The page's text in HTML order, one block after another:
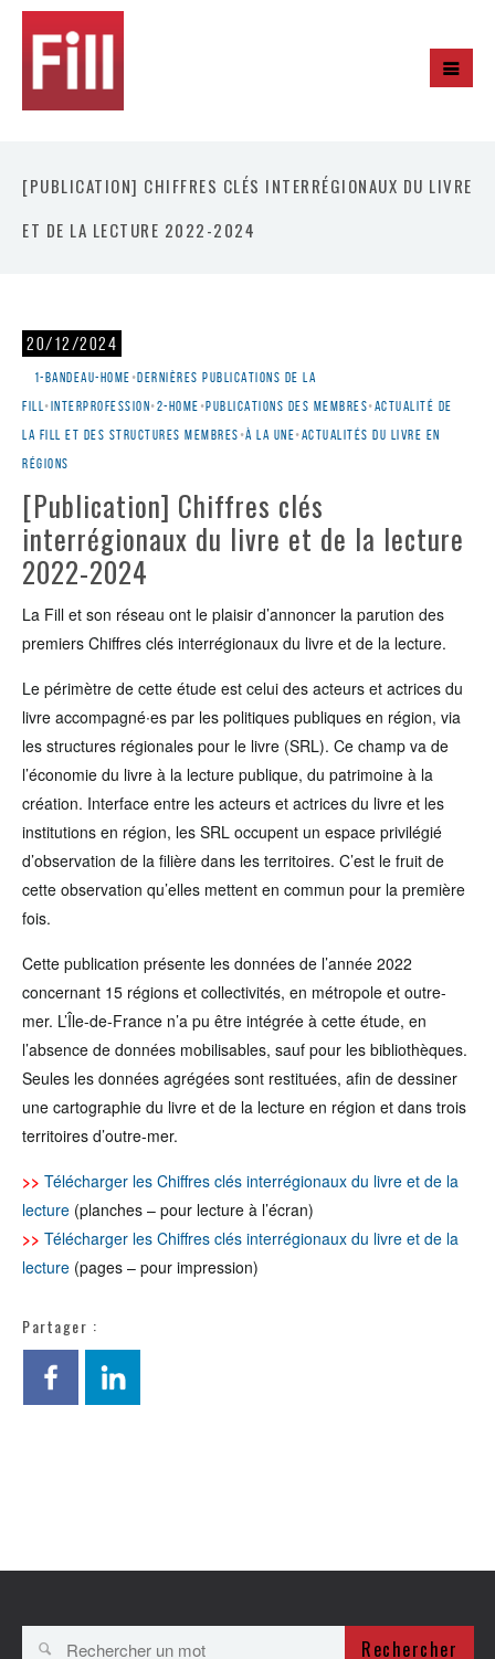
[PUBLICATION] CHIFFRES CLÉS INTERRÉGIONAUX DU LIVRE
ET DE LA LECTURE 2022-2024
20/12/2024
1-bandeau-home •Dernières publications de la
Fill•Interprofession•2-home •Publications des membres•Actualité de
la Fill et des structures membres •À la une•Actualités du livre en
régions
[Publication] Chiffres clés
interrégionaux du livre et de la lecture
2022-2024
La Fill et son réseau ont le plaisir d’annoncer la parution des
premiers Chiffres clés interrégionaux du livre et de la lecture.
Le périmètre de cette étude est celui des acteurs et actrices du
livre accompagné∙es par les politiques publiques en région, via
les structures régionales pour le livre (SRL). Ce champ va de
l’économie du livre à la lecture publique, du patrimoine à la
création. Interface entre les acteurs et actrices du livre et les
institutions en région, les SRL occupent un espace privilégié
d’observation de la filière dans les territoires. C’est le fruit de
cette observation qu’elles mettent en commun pour la première
fois.
Cette publication présente les données de l’année 2022
concernant 15 régions et collectivités, en métropole et outre-
mer. L’Île-de-France n’a pu être intégrée à cette étude, en
l’absence de données mobilisables, sauf pour les bibliothèques.
Seules les données agrégées sont restituées, afin de dessiner
une cartographie du livre et de la lecture en région et dans trois
territoires d’outre-mer.
>> Télécharger les Chiffres clés interrégionaux du livre et de la
lecture (planches – pour lecture à l’écran)
>> Télécharger les Chiffres clés interrégionaux du livre et de la
lecture (pages – pour impression)
Partager :
Rechercher